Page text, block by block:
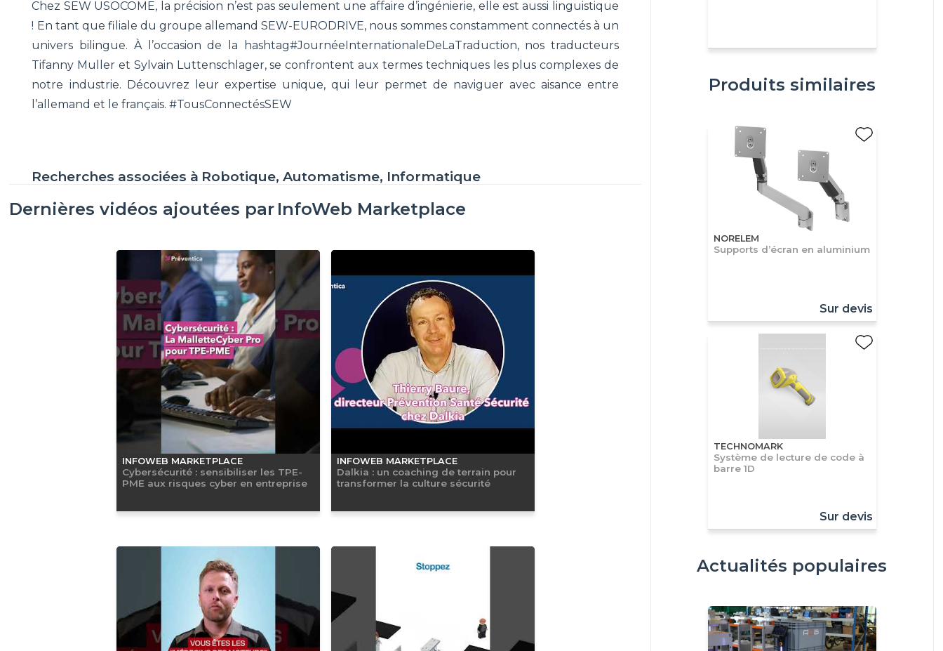
Chez SEW USOCOME, la précision n’est pas seulement une affaire d’ingénierie, elle est aussi linguistique
! En tant que filiale du groupe allemand SEW-EURODRIVE, nous sommes constamment connectés à un
univers bilingue. À l’occasion de la hashtag#JournéeInternationaleDeLaTraduction, nos traducteurs
Tifanny Muller et Sylvain Luttenschlager, se confrontent aux termes techniques les plus complexes de
notre industrie. Découvrez leur expertise unique, qui leur permet de naviguer avec aisance entre
l’allemand et le français. #TousConnectésSEW
Recherches associées à Robotique, Automatisme, Informatique
Dernières vidéos ajoutées par InfoWeb Marketplace
INFOWEB MARKETPLACE
Cybersécurité : sensibiliser les TPE-
PME aux risques cyber en entreprise
INFOWEB MARKETPLACE
Dalkia : un coaching de terrain pour
transformer la culture sécurité
Produits similaires
NORELEM
Supports d’écran en aluminium
Sur devis
TECHNOMARK
Système de lecture de code à
barre 1D
Sur devis
Actualités populaires